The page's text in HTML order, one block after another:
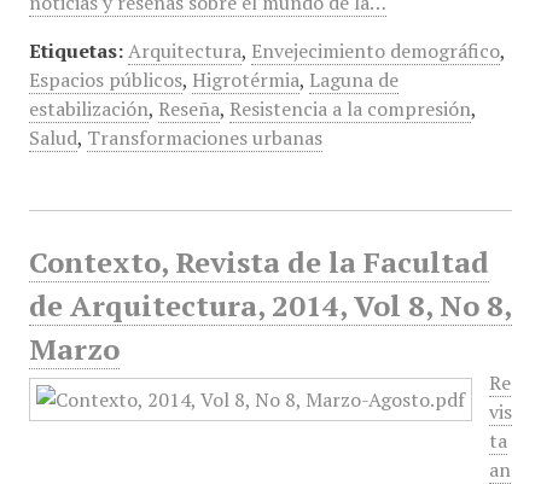
Etiquetas: Arquitectura, Envejecimiento demográfico,
Espacios públicos, Higrotérmia, Laguna de
estabilización, Reseña, Resistencia a la compresión,
Salud, Transformaciones urbanas
Contexto, Revista de la Facultad
de Arquitectura, 2014, Vol 8, No 8,
Marzo
Re
vis
ta
an